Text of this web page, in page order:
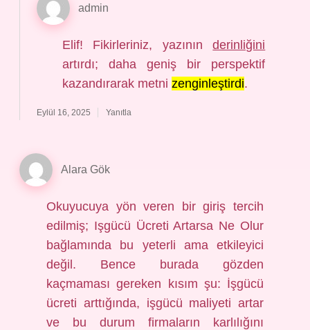
admin
Elif! Fikirleriniz, yazınınderinliğini
artırdı; daha geniş bir perspektif
kazandırarak metni zenginleştirdi.
Eylül 16, 2025 Yanıtla
Alara Gök
Okuyucuya yön veren bir giriş tercih
edilmiş; Işgücü Ücreti Artarsa Ne Olur
bağlamında bu yeterli ama etkileyici
değil. Bence burada gözden
kaçmaması gereken kısım şu: İşgücü
ücreti arttığında, işgücü maliyeti artar
ve bu durum firmaların karlılığını